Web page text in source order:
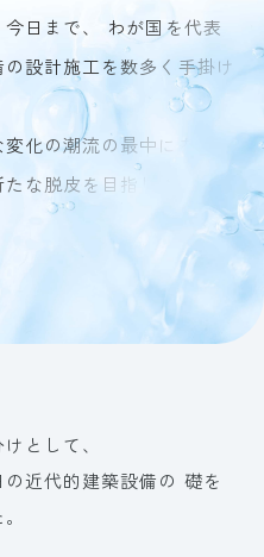
日まで、
わが国を代表
設計施工を数多く手掛け
化の潮流の最中にあり、
な脱皮を目指し努力を続
として、
近代的建築設備の 礎を